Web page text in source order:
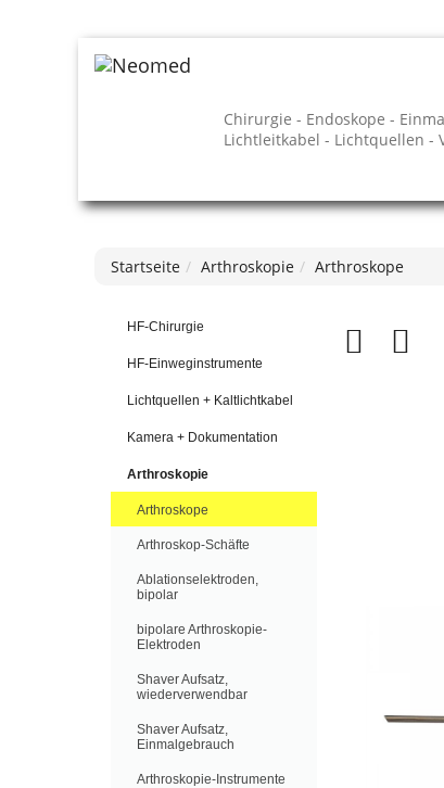
Chirurgie - Endoskope -
Lichtleitkabel - Lichtquellen -
Startseite Arthroskopie Arthroskope
HF-Chirurgie
HF-Einweginstrumente
Lichtquellen + Kaltlichtkabel
Kamera + Dokumentation
Arthroskopie
Arthroskope
Arthroskop-Schäfte
Ablationselektroden,
bipolar
bipolare Arthroskopie-
Elektroden
Shaver Aufsatz,
wiederverwendbar
Shaver Aufsatz,
Einmalgebrauch
Arthroskopie-Instrumente